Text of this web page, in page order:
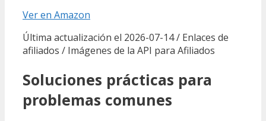
Ver en Amazon
Última actualización el 2026-07-14 / Enlaces de
afiliados / Imágenes de la API para Afiliados
Soluciones prácticas para
problemas comunes